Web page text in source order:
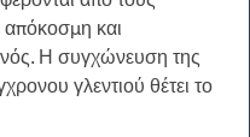
απόκοσμη και
Η συγχώνευση της
γλεντιού θέτει το